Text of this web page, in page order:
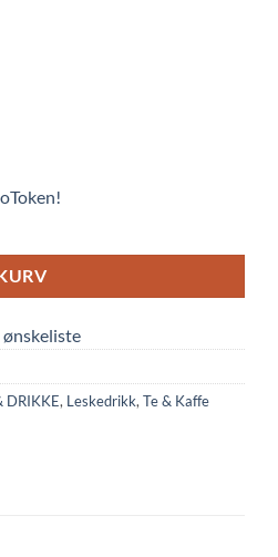
ønskeliste
DRIKKE, Leskedrikk, Te & Kaffe